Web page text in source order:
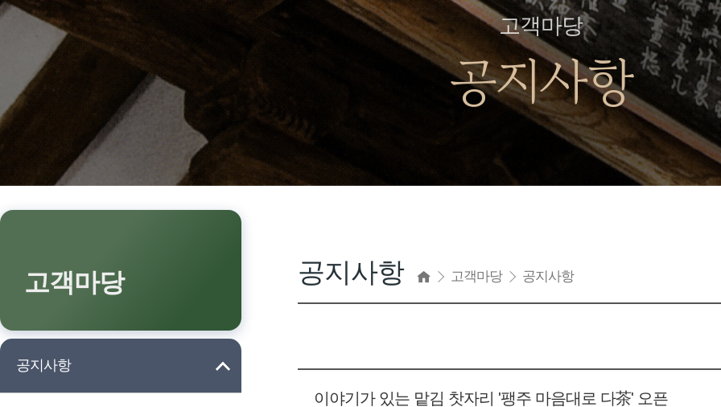
율곡학
전통문화
언론보도
발간도서
인권경영
경영공시
고객마당
공지사항
고객마당
공지사항
공지사항 고객마당 공지사항
이야기가 있는 맡김 찻자리 '팽주 마음대로 다茶' 오픈